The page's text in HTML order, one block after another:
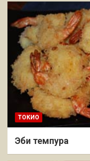
ТОКИО
Эби темпура